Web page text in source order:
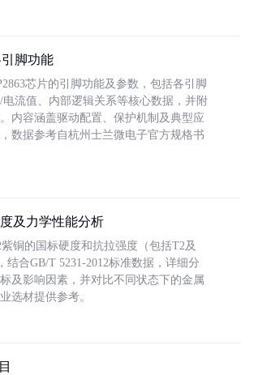
脚功能
芯片的引脚功能及参数，包括各引脚
电流值、内部逻辑关系等核心数据，并附
内容涵盖驱动配置、保护机制及典型应
数据参考自杭州士兰微电子官方规格书
及力学性能分析
铜的国标硬度和抗拉强度（包括T2及
结合GB/T 5231-2012标准数据，详细分
及影响因素，并对比不同状态下的金属
选材提供参考。